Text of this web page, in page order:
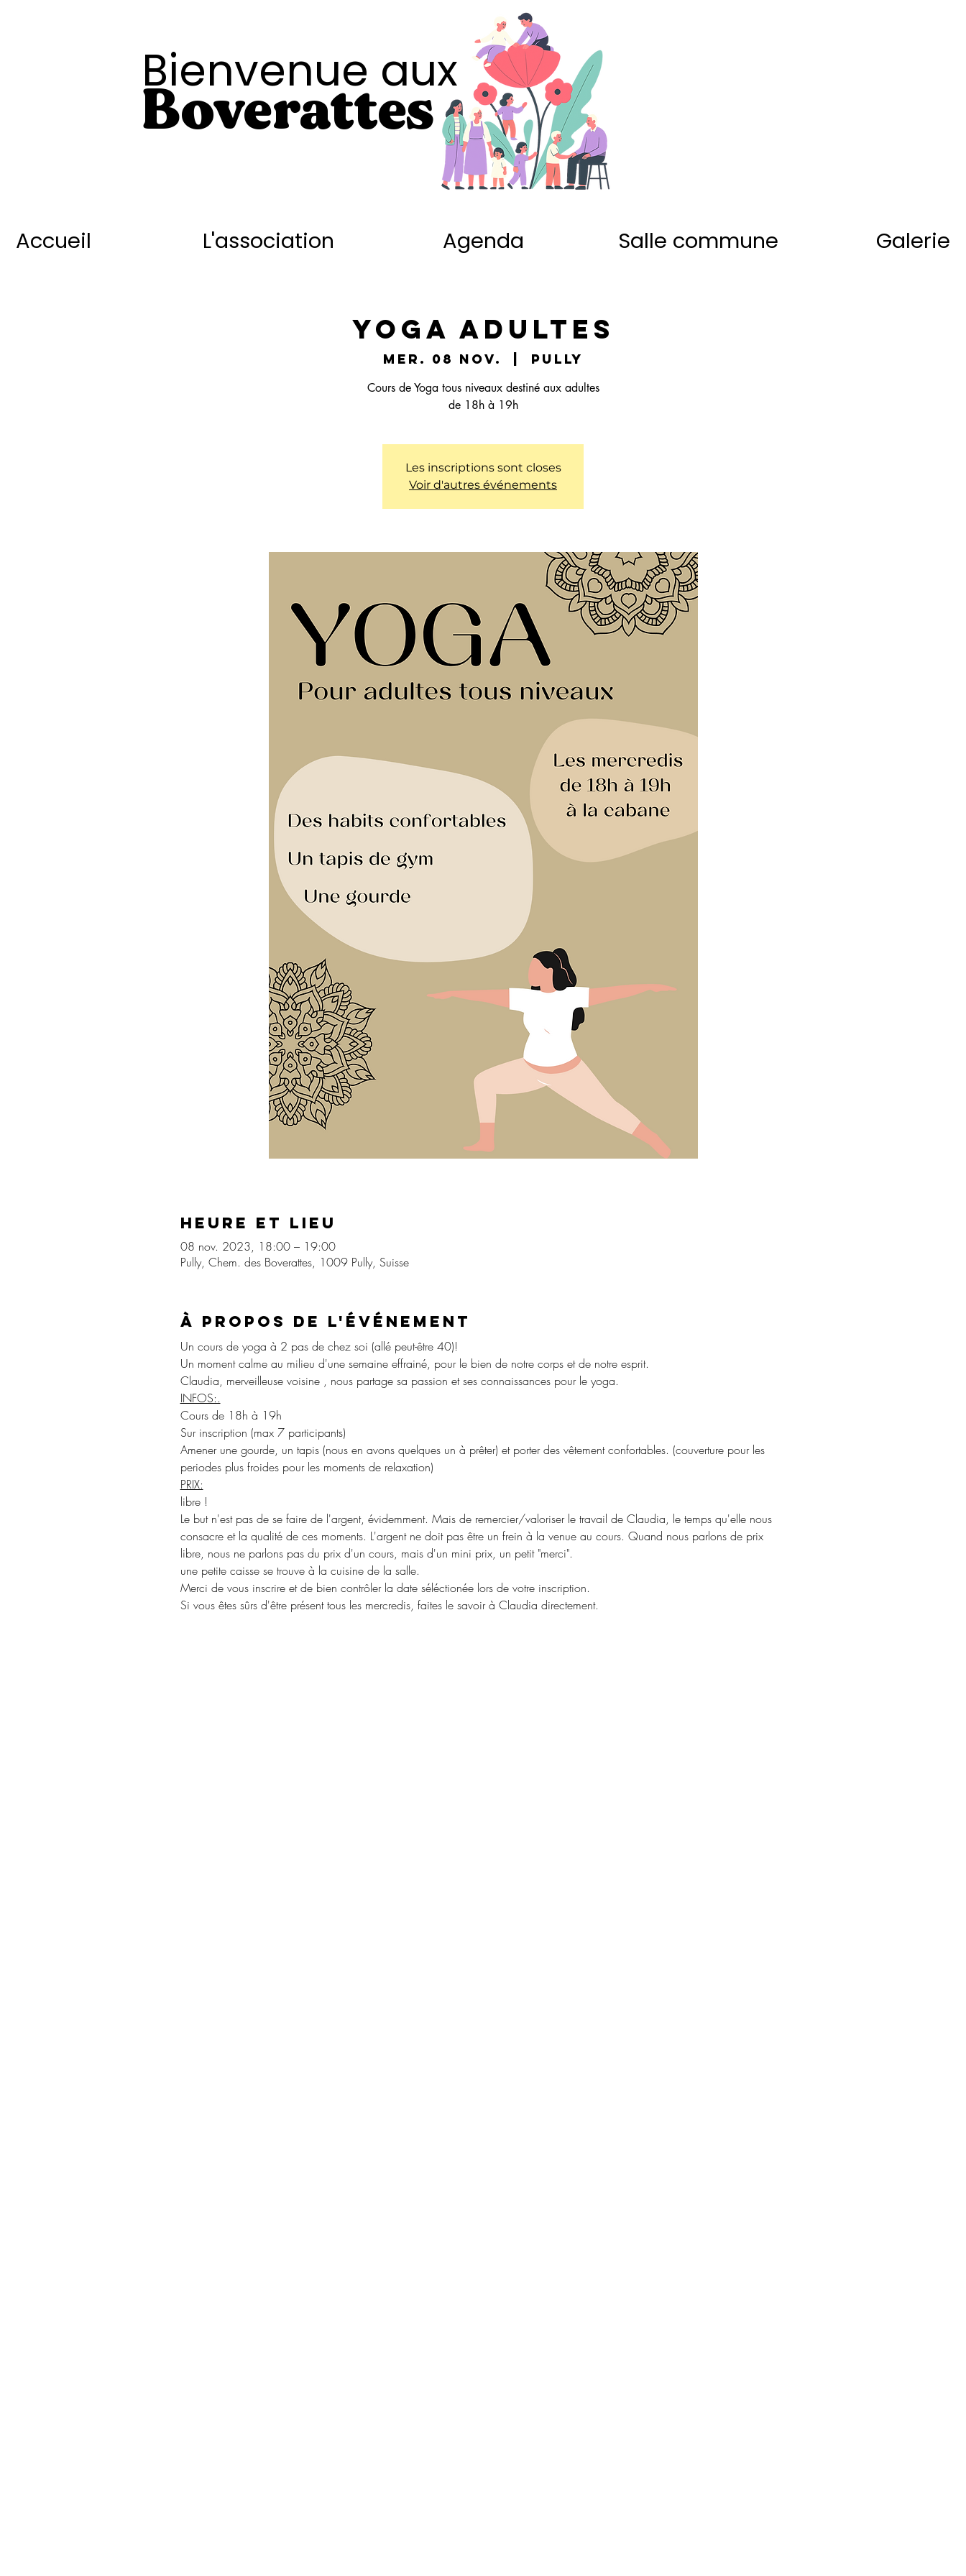
Bienvenue aux
Boverattes
Accueil L'association Agenda Salle commune Galerie
Yoga Adultes
mer. 08 nov. Pully
Cours de Yoga tous niveaux destiné aux adultes
de 18h à 19h
Les inscriptions sont closes
Voir d'autres événements
Heure et lieu
08 nov. 2023, 18:00 – 19:00
Pully, Chem. des Boverattes, 1009 Pully, Suisse
À propos de l'événement
Un cours de yoga à 2 pas de chez soi (allé peut-être 40)!
Un moment calme au milieu d'une semaine effrainé, pour le bien de notre corps et de notre esprit.
Claudia, merveilleuse voisine , nous partage sa passion et ses connaissances pour le yoga.
INFOS:.
Cours de 18h à 19h
Sur inscription (max 7 participants)
Amener une gourde, un tapis (nous en avons quelques un à prêter) et porter des vêtement confortables. (couverture pour les
periodes plus froides pour les moments de relaxation)
PRIX:
libre !
Le but n'est pas de se faire de l'argent, évidemment. Mais de remercier/valoriser le travail de Claudia, le temps qu'elle nous
consacre et la qualité de ces moments. L'argent ne doit pas être un frein à la venue au cours. Quand nous parlons de prix
libre, nous ne parlons pas du prix d'un cours, mais d'un mini prix, un petit "merci".
une petite caisse se trouve à la cuisine de la salle.
Merci de vous inscrire et de bien contrôler la date séléctionée lors de votre inscription.
Si vous êtes sûrs d'être présent tous les mercredis, faites le savoir à Claudia directement.